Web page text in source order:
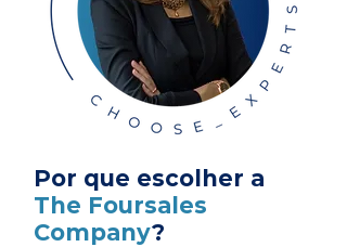
Por que escolher a
The Foursales
Company?